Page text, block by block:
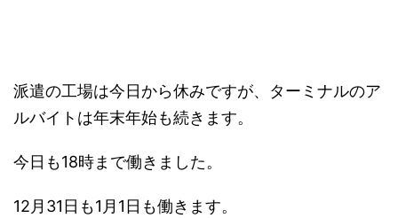
派遣の工場は今日から休みですが、ターミナルのア
ルバイトは年末年始も続きます。
今日も18時まで働きました。
12月31日も1月1日も働きます。